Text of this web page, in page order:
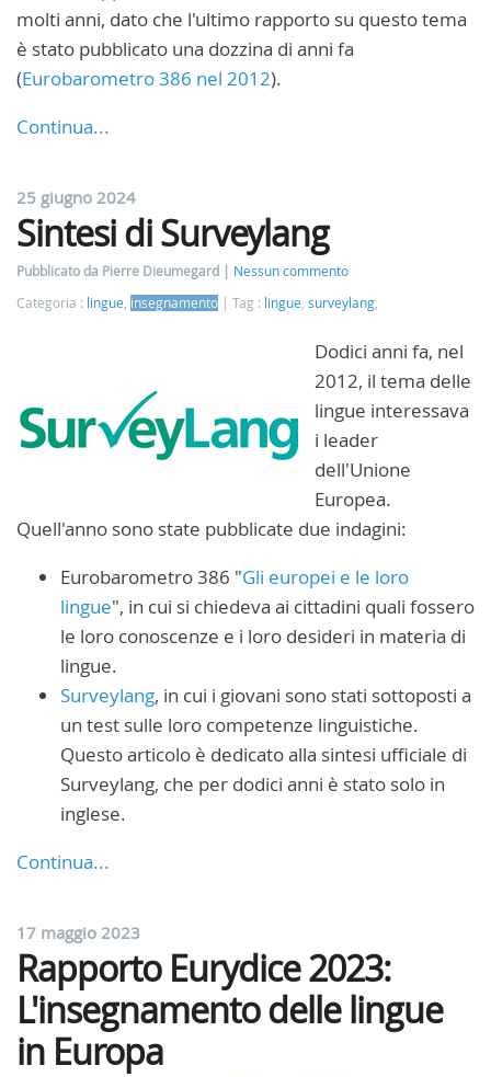
molti anni, dato che l'ultimo rapporto su questo tema
è stato pubblicato una dozzina di anni fa
(Eurobarometro 386 nel 2012).
Continua...
25 giugno 2024
Sintesi di Surveylang
Pubblicato da Pierre Dieumegard
Nessun commento
Categoria : lingue, insegnamento Tag : lingue, surveylang,
Dodici anni fa, nel
2012, il tema delle
lingue interessava
i leader
dell'Unione
Europea.
Quell'anno sono state pubblicate due indagini:
Eurobarometro 386 "Gli europei e le loro
lingue", in cui si chiedeva ai cittadini quali fossero
le loro conoscenze e i loro desideri in materia di
lingue.
Surveylang, in cui i giovani sono stati sottoposti a
un test sulle loro competenze linguistiche.
Questo articolo è dedicato alla sintesi ufficiale di
Surveylang, che per dodici anni è stato solo in
inglese.
Continua...
17 maggio 2023
Rapporto Eurydice 2023:
L'insegnamento delle lingue
in Europa